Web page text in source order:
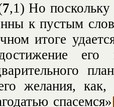
7,1) Но поскольку
к пустым
итоге
его
желания,
спасемся»